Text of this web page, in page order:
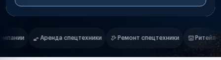
Нам доверяют
Ремонт спецтехники Ритейл-сети Управляющие компании
Маркетплейсы